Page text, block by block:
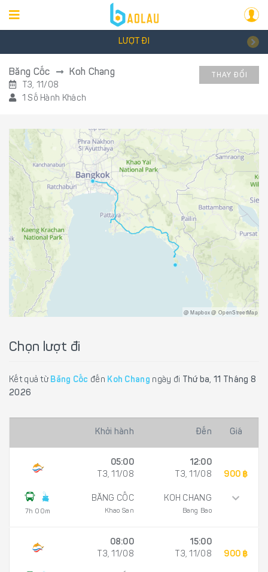
LƯỢT ĐI
Băng Cốc Koh Chang
T3, 11/08
1 Số Hành Khách
THAY ĐỔI
@ Mapbox @ OpenStreetMap
Chọn lượt đi
Kết quả từ Băng Cốc đến Koh Chang ngày đi
Thứ ba, 11 Tháng 8
2026
Khởi hành Đến Giá
7h 00m
05:00
T3, 11/08
BĂNG CỐC
Khao San
12:00
T3, 11/08
KOH CHANG
Bang Bao
900 ฿
08:00
T3, 11/08
15:00
T3, 11/08
900 ฿